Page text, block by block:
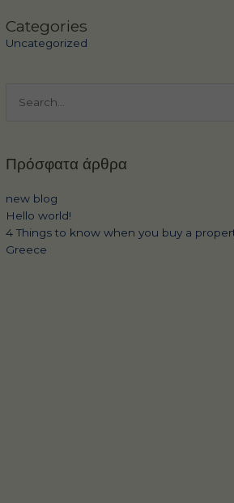
Categories
Uncategorized
για:
Πρόσφατα άρθρα
new blog
Hello world!
4 Things to know when you buy a
Greece